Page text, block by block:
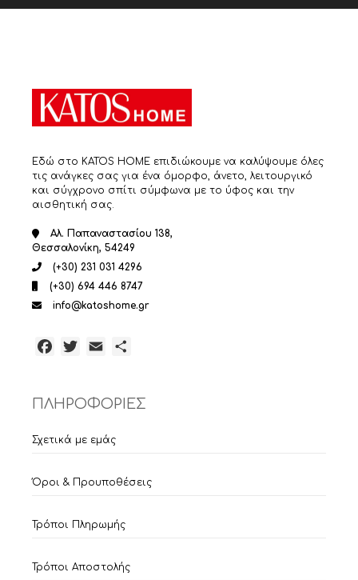
Εδώ στο KATOS HOME επιδιώκουμε να καλύψουμε όλες
τις ανάγκες σας για ένα όμορφο, άνετο, λειτουργικό
και σύγχρονο σπίτι σύμφωνα με το ύφος και την
αισθητική σας.
Αλ. Παπαναστασίου 138,
Θεσσαλονίκη, 54249
(+30) 231 031 4296
(+30) 694 446 8747
info@katoshome.gr
Facebook
TwitterEmail
ΠΛΗΡΟΦΟΡΙΕΣ
Σχετικά με εμάς
Όροι & Προυποθέσεις
Τρόποι Πληρωμής
Τρόποι Αποστολής